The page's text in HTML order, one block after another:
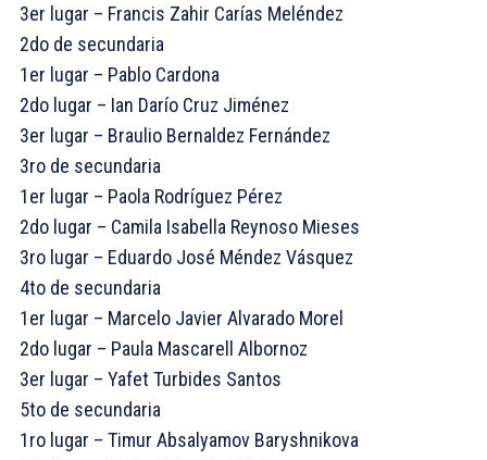
3er lugar – Francis Zahir Carías Meléndez
2do de secundaria
1er lugar – Pablo Cardona
2do lugar – Ian Darío Cruz Jiménez
3er lugar – Braulio Bernaldez Fernández
3ro de secundaria
1er lugar – Paola Rodríguez Pérez
2do lugar – Camila Isabella Reynoso Mieses
3ro lugar – Eduardo José Méndez Vásquez
4to de secundaria
1er lugar – Marcelo Javier Alvarado Morel
2do lugar – Paula Mascarell Albornoz
3er lugar – Yafet Turbides Santos
5to de secundaria
1ro lugar – Timur Absalyamov Baryshnikova